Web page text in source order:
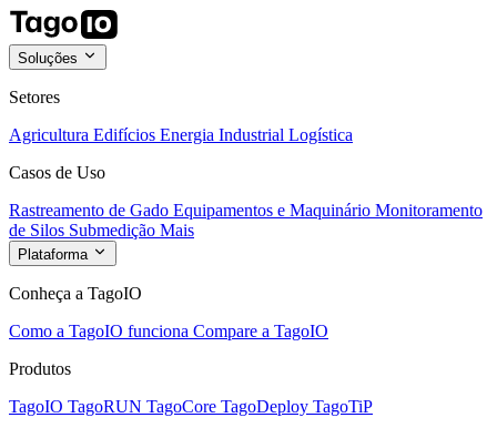
Soluções
Setores
Agricultura Edifícios Energia Industrial Logística
Casos de Uso
Rastreamento de Gado Equipamentos e Maquinário Monitoramento
de Silos Submedição Mais
Plataforma
Conheça a TagoIO
Como a TagoIO funciona Compare a TagoIO
Produtos
TagoIO TagoRUN TagoCore TagoDeploy TagoTiP